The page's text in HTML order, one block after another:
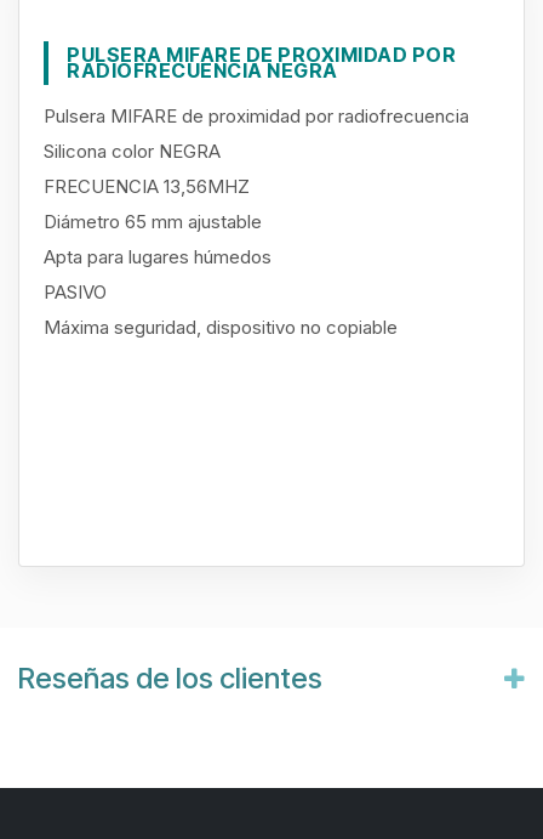
PULSERA MIFARE DE PROXIMIDAD POR
RADIOFRECUENCIA NEGRA
Pulsera MIFARE de proximidad por radiofrecuencia
​Silicona color NEGRA
​FRECUENCIA 13,56MHZ
​Diámetro 65 mm ajustable
​Apta para lugares húmedos
​PASIVO
​Máxima seguridad, dispositivo no copiable
Reseñas de los clientes